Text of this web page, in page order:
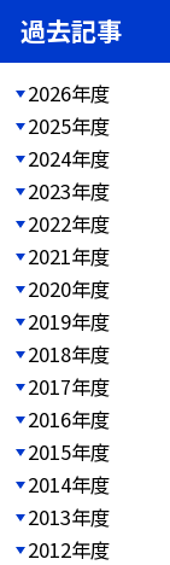
過去記事
2026年度
2025年度
2024年度
2023年度
2022年度
2021年度
2020年度
2019年度
2018年度
2017年度
2016年度
2015年度
2014年度
2013年度
2012年度